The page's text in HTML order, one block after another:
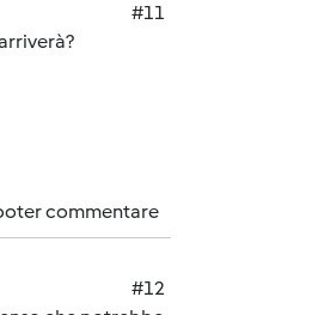
#11
commentare
#12